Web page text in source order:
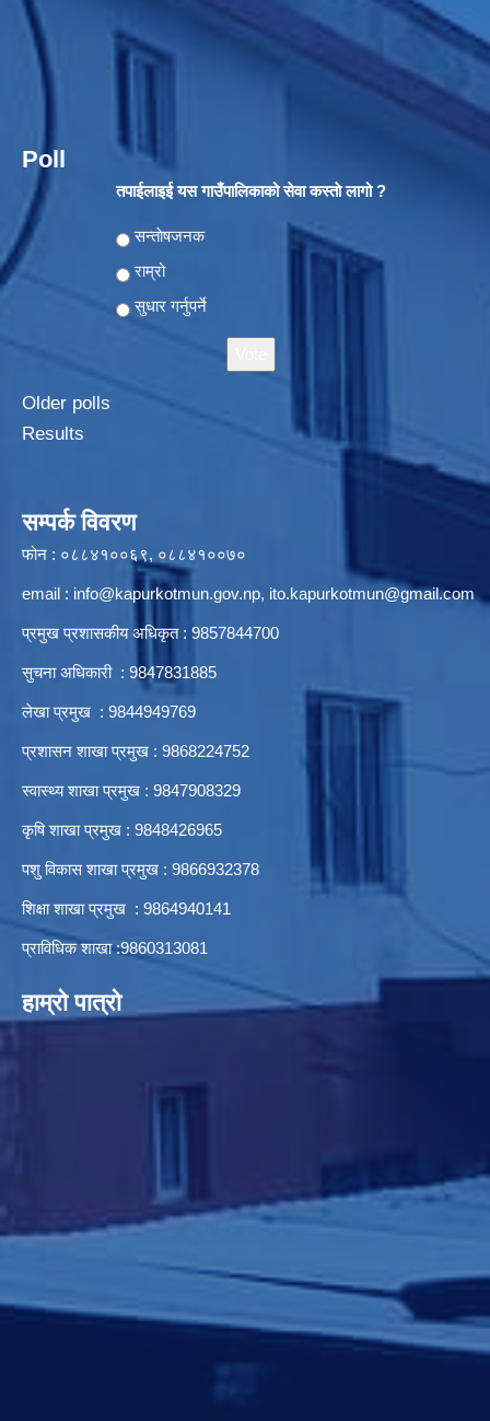
Poll
तपाईलाइई यस गाउँपालिकाको सेवा कस्ताे लागो ?
Choices
सन्ताेषजनक
राम्रो
सुधार गर्नुपर्ने
Older polls
Results
सम्पर्क विवरण
फोन : ०८८४१००६९, ०८८४१००७०
email : info@kapurkotmun.gov.np, ito.kapurkotmun@gmail.com
प्रमुख प्रशासकीय अधिकृत : 9857844700
सुचना अधिकारी : 9847831885
लेखा प्रमुख : 9844949769
प्रशासन शाखा प्रमुख : 9868224752
स्वास्थ्य शाखा प्रमुख : 9847908329
कृषि शाखा प्रमुख : 9848426965
पशु विकास शाखा प्रमुख : 9866932378
शिक्षा शाखा प्रमुख : 9864940141
प्राविधिक शाखा :9860313081
हाम्रो पात्रो